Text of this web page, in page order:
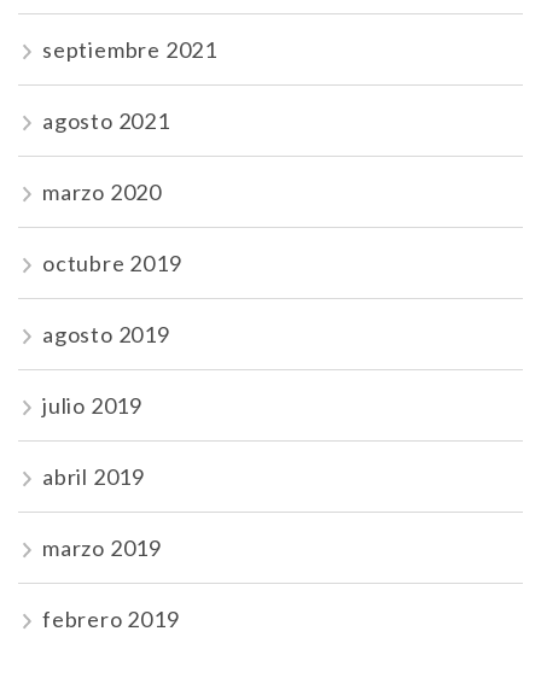
septiembre 2021
agosto 2021
marzo 2020
octubre 2019
agosto 2019
julio 2019
abril 2019
marzo 2019
febrero 2019